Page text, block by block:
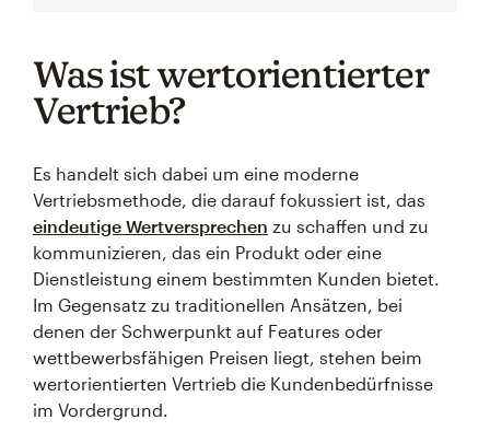
Was ist wertorientierter
Vertrieb?
Es handelt sich dabei um eine moderne
Vertriebsmethode, die darauf fokussiert ist, das
eindeutige Wertversprechen zu schaffen und zu
kommunizieren, das ein Produkt oder eine
Dienstleistung einem bestimmten Kunden bietet.
Im Gegensatz zu traditionellen Ansätzen, bei
denen der Schwerpunkt auf Features oder
wettbewerbsfähigen Preisen liegt, stehen beim
wertorientierten Vertrieb die Kundenbedürfnisse
im Vordergrund.